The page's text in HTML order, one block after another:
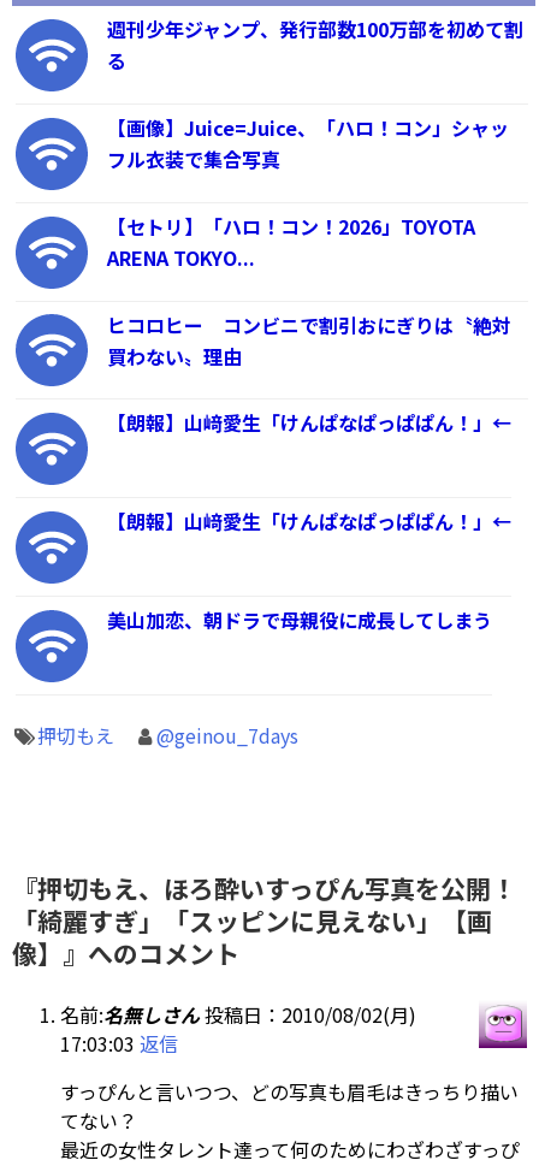
週刊少年ジャンプ、発行部数100万部を初めて割
る
【画像】Juice=Juice、「ハロ！コン」シャッ
フル衣装で集合写真
【セトリ】「ハロ！コン！2026」TOYOTA
ARENA TOKYO...
ヒコロヒー コンビニで割引おにぎりは〝絶対
買わない〟理由
【朗報】山﨑愛生「けんぱなぱっぱぱん！」←
【朗報】山﨑愛生「けんぱなぱっぱぱん！」←
美山加恋、朝ドラで母親役に成長してしまう
押切もえ @geinou_7days
『押切もえ、ほろ酔いすっぴん写真を公開！
「綺麗すぎ」「スッピンに見えない」【画
像】』へのコメント
名前:名無しさん投稿日：2010/08/02(月)
17:03:03 返信
すっぴんと言いつつ、どの写真も眉毛はきっちり描い
てない？
最近の女性タレント達って何のためにわざわざすっぴ